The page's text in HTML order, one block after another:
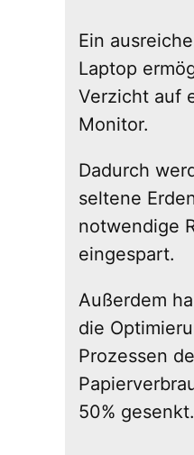
Ein
Laptop
Verzicht auf
Monitor.
Dadurch
seltene
notwendige
eingespart.
Außerdem
die
Prozessen
50% gesenkt.